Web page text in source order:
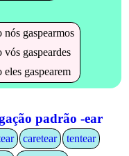
nós gaspearmos
vós gaspeardes
eles gaspearem
padrão -ear
caretear
tentear